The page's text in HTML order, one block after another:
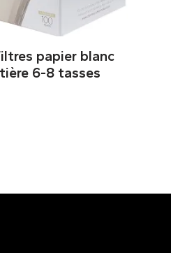
papier blanc
6-8 tasses